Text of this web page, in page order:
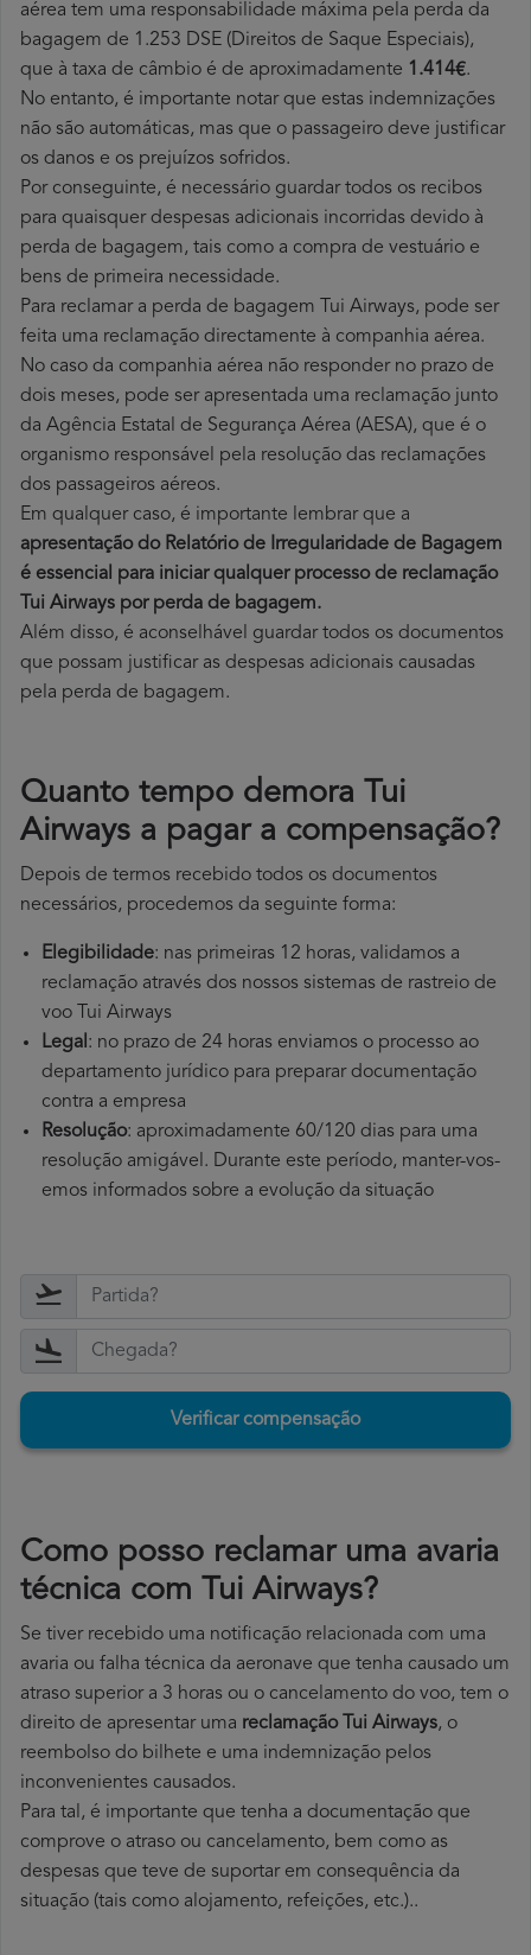
aérea tem uma responsabilidade máxima pela perda da
bagagem de 1.253 DSE (Direitos de Saque Especiais),
que à taxa de câmbio é de aproximadamente 1.414€.
No entanto, é importante notar que estas indemnizações
não são automáticas, mas que o passageiro deve justificar
os danos e os prejuízos sofridos.
Por conseguinte, é necessário guardar todos os recibos
para quaisquer despesas adicionais incorridas devido à
perda de bagagem, tais como a compra de vestuário e
bens de primeira necessidade.
Para reclamar a perda de bagagem Tui Airways, pode ser
feita uma reclamação directamente à companhia aérea.
No caso da companhia aérea não responder no prazo de
dois meses, pode ser apresentada uma reclamação junto
da Agência Estatal de Segurança Aérea (AESA), que é o
organismo responsável pela resolução das reclamações
dos passageiros aéreos.
Em qualquer caso, é importante lembrar que a
apresentação do Relatório de Irregularidade de Bagagem
é essencial para iniciar qualquer processo de reclamação
Tui Airways por perda de bagagem.
Além disso, é aconselhável guardar todos os documentos
que possam justificar as despesas adicionais causadas
pela perda de bagagem.
Quanto tempo demora Tui
Airways a pagar a compensação?
Depois de termos recebido todos os documentos
necessários, procedemos da seguinte forma:
Elegibilidade: nas primeiras 12 horas, validamos a
reclamação através dos nossos sistemas de rastreio de
voo Tui Airways
Legal: no prazo de 24 horas enviamos o processo ao
departamento jurídico para preparar documentação
contra a empresa
Resolução: aproximadamente 60/120 dias para uma
resolução amigável. Durante este período, manter-vos-
emos informados sobre a evolução da situação
Verificar compensação
Como posso reclamar uma avaria
técnica com Tui Airways?
Se tiver recebido uma notificação relacionada com uma
avaria ou falha técnica da aeronave que tenha causado um
atraso superior a 3 horas ou o cancelamento do voo, tem o
direito de apresentar uma reclamação Tui Airways, o
reembolso do bilhete e uma indemnização pelos
inconvenientes causados.
Para tal, é importante que tenha a documentação que
comprove o atraso ou cancelamento, bem como as
despesas que teve de suportar em consequência da
situação (tais como alojamento, refeições, etc.)..